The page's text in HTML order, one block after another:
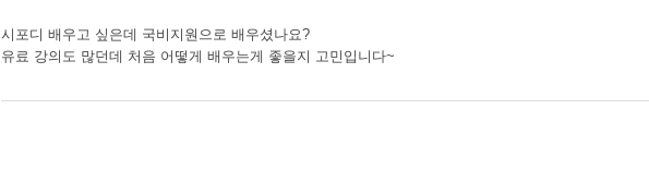
시포디 배우고 싶은데 국비지원으로 배우셨나요?
유료 강의도 많던데 처음 어떻게 배우는게 좋을지 고민입니다~